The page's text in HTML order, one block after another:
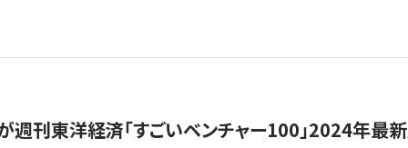
週刊東洋経済「すごいベンチャー100」2024年最